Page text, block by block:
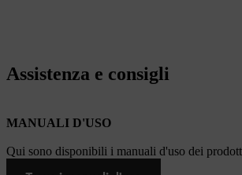
Assistenza e consigli
MANUALI D'USO
Qui sono disponibili i manuali d'uso dei